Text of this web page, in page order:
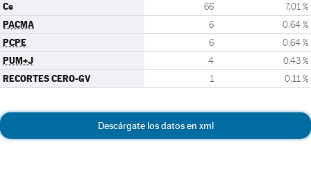
Cs 66 7,01 %
PACMA 6 0,64 %
PCPE 6 0,64 %
PUM+J 4 0,43 %
RECORTES CERO-GV 1 0,11 %
Descárgate los datos en xml